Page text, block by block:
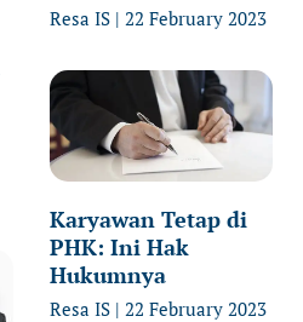
Resa IS 22 February 2023
Karyawan Tetap di
PHK: Ini Hak
Hukumnya
Resa IS 22 February 2023